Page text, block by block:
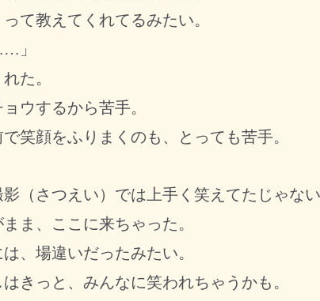
て教えてくれてるみたい。
」
た。
ウするから苦手。
笑顔をふりまくのも、とっても苦手。
影（さつえい）では上手く笑えてたじゃな
ま、ここに来ちゃった。
、場違いだったみたい。
きっと、みんなに笑われちゃうかも。